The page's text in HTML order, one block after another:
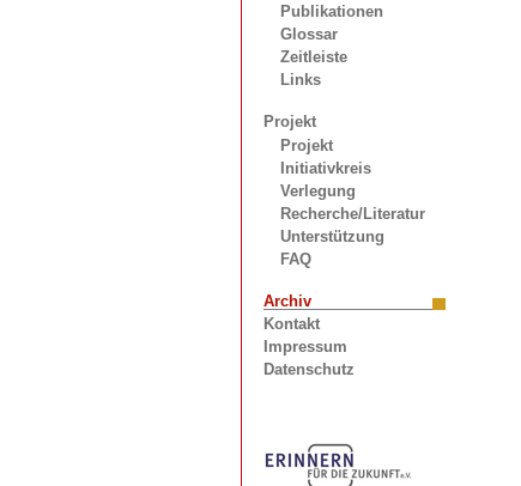
Publikationen
Glossar
Zeitleiste
Links
Projekt
Projekt
Initiativkreis
Verlegung
Recherche/Literatur
Unterstützung
FAQ
Archiv
Kontakt
Impressum
Datenschutz